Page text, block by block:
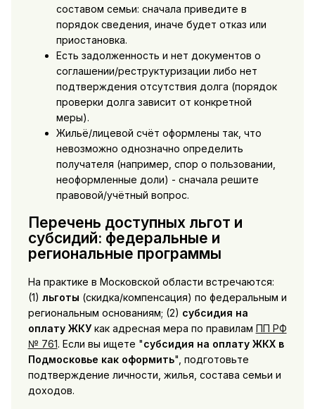
составом семьи: сначала приведите в
порядок сведения, иначе будет отказ или
приостановка.
Есть задолженность и нет документов о
соглашении/реструктуризации либо нет
подтверждения отсутствия долга (порядок
проверки долга зависит от конкретной
меры).
Жильё/лицевой счёт оформлены так, что
невозможно однозначно определить
получателя (например, спор о пользовании,
неоформленные доли) - сначала решите
правовой/учётный вопрос.
Перечень доступных льгот и
субсидий: федеральные и
региональные программы
На практике в Московской области встречаются:
(1) льготы (скидка/компенсация) по федеральным и
региональным основаниям; (2) субсидия на
оплату ЖКУкак адресная мера по правилам ПП РФ
№ 761. Если вы ищете "субсидия на оплату ЖКХ в
Подмосковье как оформить", подготовьте
подтверждение личности, жилья, состава семьи и
доходов.